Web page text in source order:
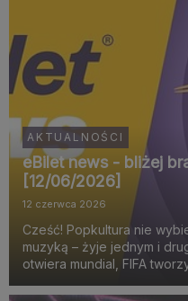
AKTUALNOŚCI
eBilet news - bliżej
[12/06/2026]
12 czerwca 2026
Cześć! Popkultura nie
muzyką – żyje jednym i
otwiera mundial, FIFA
viralowe momenty, widać